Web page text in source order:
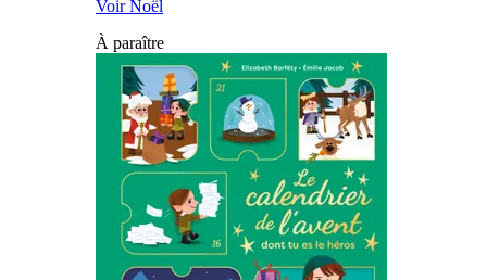
Voir Noël
À paraître